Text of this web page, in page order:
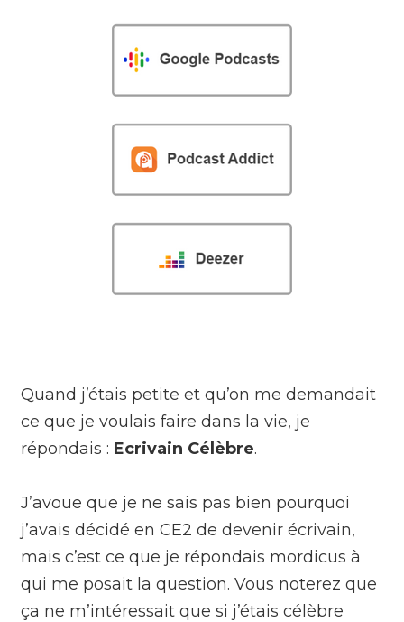
Quand j’étais petite et qu’on me demandait
ce que je voulais faire dans la vie, je
répondais : Ecrivain Célèbre.
J’avoue que je ne sais pas bien pourquoi
j’avais décidé en CE2 de devenir écrivain,
mais c’est ce que je répondais mordicus à
qui me posait la question. Vous noterez que
ça ne m’intéressait que si j’étais célèbre